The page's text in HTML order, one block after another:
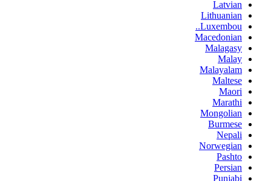
Latvian
Lithuanian
Luxembou..
Macedonian
Malagasy
Malay
Malayalam
Maltese
Maori
Marathi
Mongolian
Burmese
Nepali
Norwegian
Pashto
Persian
Punjabi